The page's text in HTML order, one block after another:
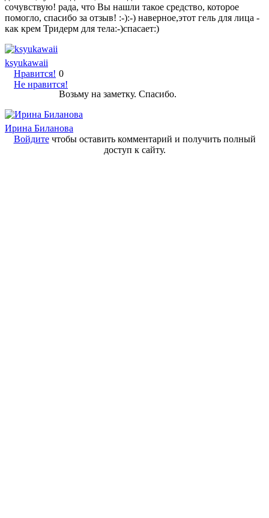
сочувствую! рада, что Вы нашли такое средство, которое
помогло, спасибо за отзыв! :-):-) наверное,этот гель для лица -
как крем Тридерм для тела:-)спасает:)
ksyukawaii
Нравится!
Не нравится!
0
Возьму на заметку. Спасибо.
Ирина Биланова
Войдитечтобы оставить комментарий и получить полный
доступ к сайту.